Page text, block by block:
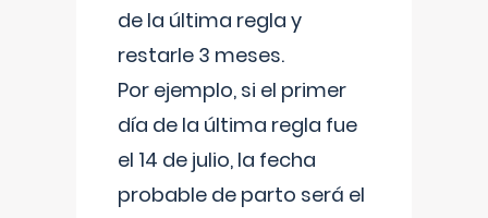
de la última regla y
restarle 3 meses.
Por ejemplo, si el primer
día de la última regla fue
el 14 de julio, la fecha
probable de parto será el